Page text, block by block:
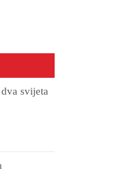
svijeta